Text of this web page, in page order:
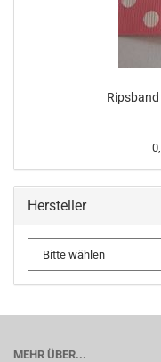
Hersteller
MEHR ÜBER...